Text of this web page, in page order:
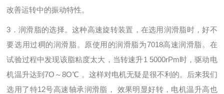
改善运转中的振动特性。
3．润滑脂的选择。这种高速旋转装置，在选用润滑脂时，好不
要选用过稠的润滑脂。原使用的润滑脂为7018高速润滑脂。在
试验过程中发现该脂粘度太大，当转速升1 5000rPm时，驱动电
机温升达到7O～8O℃ 。这样对电机无疑是很不利的。后来我们
选用了特12号高速轴承润滑脂， 效果明显好转，电机温升高也